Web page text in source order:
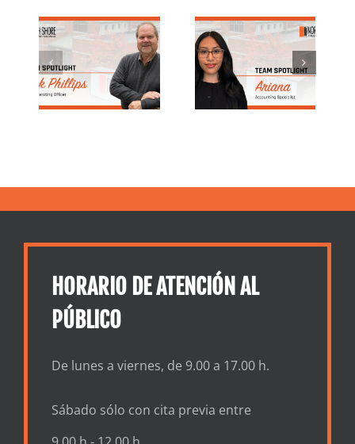
Ariana,
especialista
en
contabilidad
and Savings
equipo:
Andrea,
asociada de
servicios de
HORARIO DE ATENCIÓN AL
PÚBLICO
De lunes a viernes, de 9.00 a 17.00 h.
Sábado sólo con cita previa entre